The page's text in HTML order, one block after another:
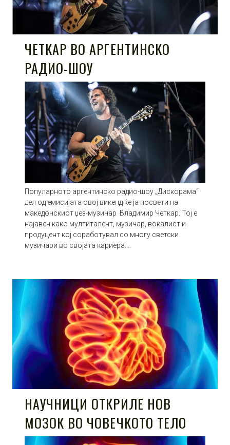
ЧЕТКАР ВО АРГЕНТИНСКО
РАДИО-ШОУ
Популарното аргентинско радио-шоу „Дискорама“
дел од емисијата овој викенд ќе ја посвети на
македонскиот џез-музичар Владимир Четкар. Тој е
најавен како мултиталент, музичар, вокалист и
продуцент кој соработувал со многу светски
музичари во својата кариера.…
НАУЧНИЦИ ОТКРИЛЕ НОВ
МОЗОК ВО ЧОВЕЧКОТО ТЕЛО